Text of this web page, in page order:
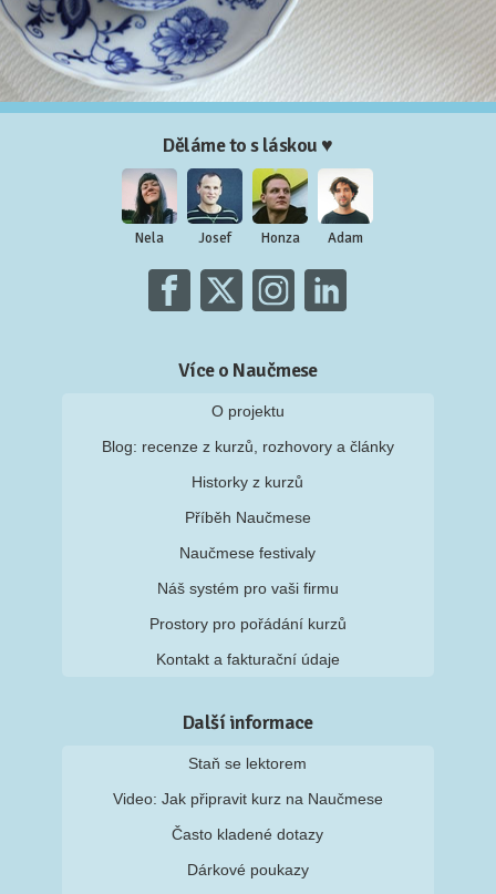
Děláme to s láskou ♥
Nela Josef Honza Adam
Více o Naučmese
O projektu
Blog: recenze z kurzů, rozhovory a články
Historky z kurzů
Příběh Naučmese
Naučmese festivaly
Náš systém pro vaši firmu
Prostory pro pořádání kurzů
Kontakt a fakturační údaje
Další informace
Staň se lektorem
Video: Jak připravit kurz na Naučmese
Často kladené dotazy
Dárkové poukazy